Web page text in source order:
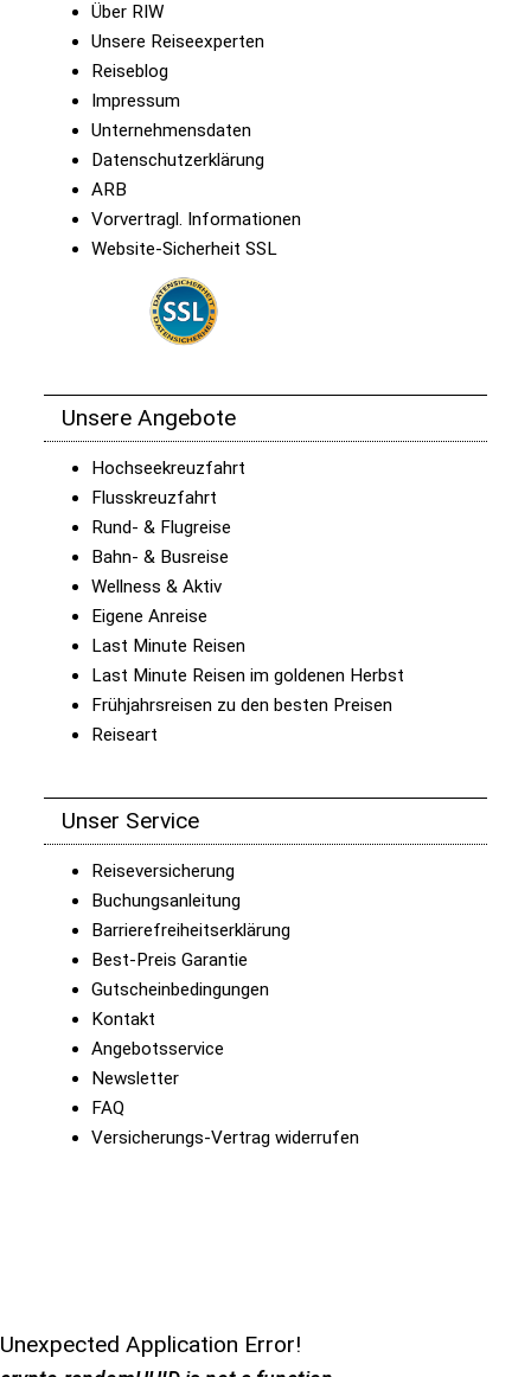
Über RIW
Unsere Reiseexperten
Reiseblog
Impressum
Unternehmensdaten
Datenschutzerklärung
ARB
Vorvertragl. Informationen
Website-Sicherheit SSL
Unsere Angebote
Hochseekreuzfahrt
Flusskreuzfahrt
Rund- & Flugreise
Bahn- & Busreise
Wellness & Aktiv
Eigene Anreise
Last Minute Reisen
Last Minute Reisen im goldenen Herbst
Frühjahrsreisen zu den besten Preisen
Reiseart
Unser Service
Reiseversicherung
Buchungsanleitung
Barrierefreiheitserklärung
Best-Preis Garantie
Gutscheinbedingungen
Kontakt
Angebotsservice
Newsletter
FAQ
Versicherungs-Vertrag widerrufen
Unexpected Application Error!